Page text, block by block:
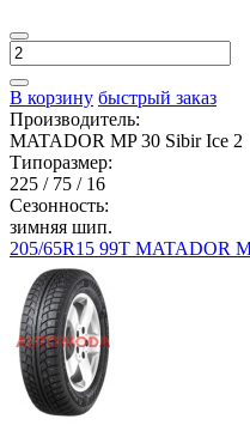
В корзину быстрый заказ
Производитель:
MATADOR MP 30 Sibir Ice 2
Типоразмер:
225 / 75 / 16
Сезонность:
зимняя шип.
205/65R15 99T MATADOR